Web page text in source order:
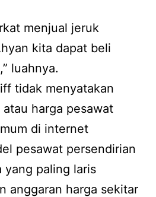
menjual jeruk
kita dapat beli
luahnya.
tidak menyatakan
harga pesawat
di internet
pesawat persendirian
yang paling laris
anggaran harga sekitar